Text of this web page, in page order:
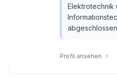
Elektrotechnik
Profil ansehen